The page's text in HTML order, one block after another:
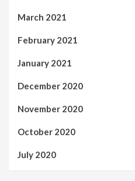
March 2021
February 2021
January 2021
December 2020
November 2020
October 2020
July 2020